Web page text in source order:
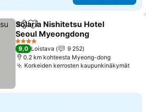
Jaa Lisää suosikkeihin
Solaria Nishitetsu Hotel
Seoul Myeongdong
Katso hinnat
4 Tähtiluokitus
9,0 Loistava
9 252
0.2 km kohteesta Myeong-dong
Korkeiden kerrosten kaupunkinäkymät